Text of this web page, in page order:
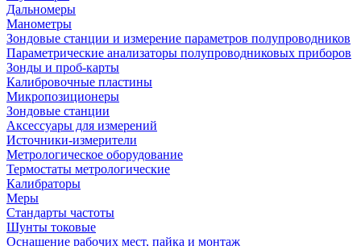
Дальномеры
Манометры
Зондовые станции и измерение параметров полупроводников
Параметрические анализаторы полупроводниковых приборов
Зонды и проб-карты
Калибровочные пластины
Микропозиционеры
Зондовые станции
Аксессуары для измерений
Источники-измерители
Метрологическое оборудование
Термостаты метрологические
Калибраторы
Меры
Стандарты частоты
Шунты токовые
Оснащение рабочих мест, пайка и монтаж